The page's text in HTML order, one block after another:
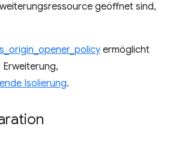
geöffnet sind,
ermöglicht
Erweiterung,
Isolierung.